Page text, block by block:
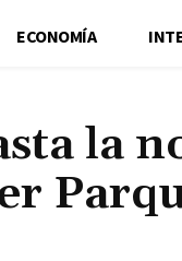
ECONOMÍA
la